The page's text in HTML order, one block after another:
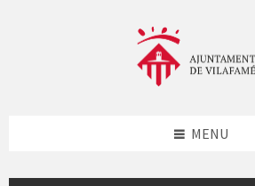
MENU